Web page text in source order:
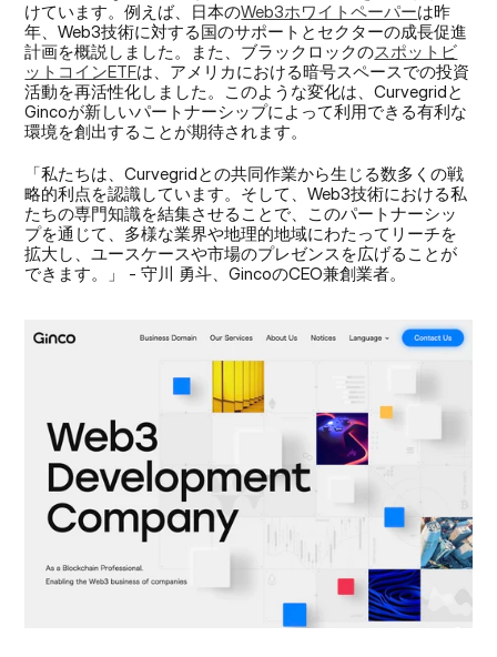
けています。例えば、日本のWeb3ホワイトペーパーは昨
年、Web3技術に対する国のサポートとセクターの成長促進
計画を概説しました。また、ブラックロックのスポットビ
ットコインETFは、アメリカにおける暗号スペースでの投資
活動を再活性化しました。このような変化は、Curvegridと
Gincoが新しいパートナーシップによって利用できる有利な
環境を創出することが期待されます。
「私たちは、Curvegridとの共同作業から生じる数多くの戦
略的利点を認識しています。そして、Web3技術における私
たちの専門知識を結集させることで、このパートナーシッ
プを通じて、多様な業界や地理的地域にわたってリーチを
拡大し、ユースケースや市場のプレゼンスを広げることが
できます。」 - 守川 勇斗、GincoのCEO兼創業者。